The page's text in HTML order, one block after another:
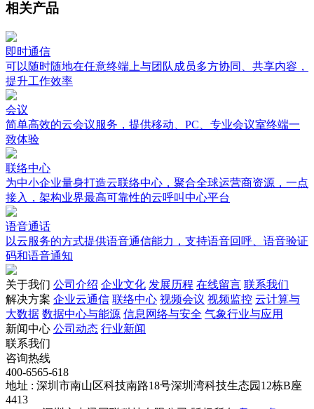
相关产品
即时通信
可以随时随地在任意终端上与团队成员多方协同、共享内容，
提升工作效率
会议
简单高效的云会议服务，提供移动、PC、专业会议室终端一
致体验
联络中心
为中小企业量身打造云联络中心，聚合全球运营商资源，一点
接入，架构业界最高可靠性的云呼叫中心平台
语音通话
以云服务的方式提供语音通信能力，支持语音回呼、语音验证
码和语音通知
关于我们 公司介绍 企业文化 发展历程 在线留言 联系我们
解决方案 企业云通信 联络中心 视频会议 视频监控 云计算与
大数据 数据中心与能源 信息网络与安全 气象行业与应用
新闻中心 公司动态 行业新闻
联系我们
咨询热线
400-6565-618
地址 : 深圳市南山区科技南路18号深圳湾科技生态园12栋B座
4413